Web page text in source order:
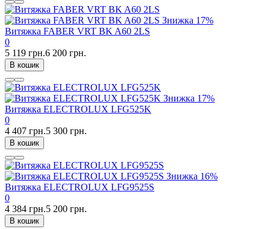
Знижка 17%
Витяжка FABER VRT BK A60 2LS
0
5 119 грн.6 200 грн.
В кошик
Знижка 17%
Витяжка ELECTROLUX LFG525K
0
4 407 грн.5 300 грн.
В кошик
Знижка 16%
Витяжка ELECTROLUX LFG9525S
0
4 384 грн.5 200 грн.
В кошик